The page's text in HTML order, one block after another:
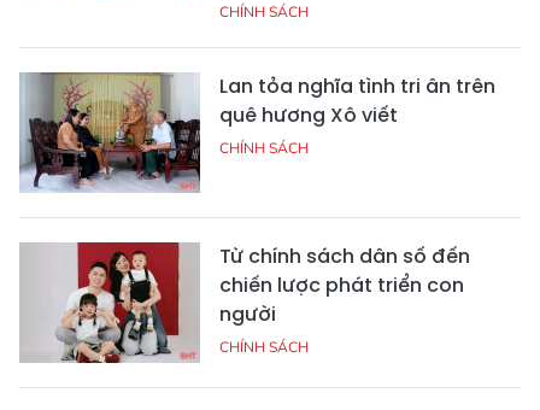
CHÍNH SÁCH
Lan tỏa nghĩa tình tri ân trên
quê hương Xô viết
CHÍNH SÁCH
Từ chính sách dân số đến
chiến lược phát triển con
người
CHÍNH SÁCH